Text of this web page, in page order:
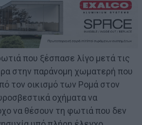
που ξέσπασε λίγο μετά τις
στην παράνομη χωματερή που
τον οικισμό των Ρομά στον
οχήματα να
να θέσουν τη φωτιά που δεν